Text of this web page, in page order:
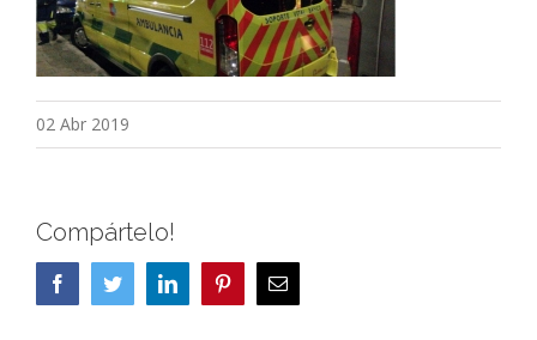
02 Abr 2019
Compártelo!
FacebookTwitterLinkedIn PinterestCorreo
electrónico